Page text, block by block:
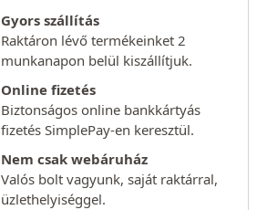
Gyors szállítás
Raktáron lévő termékeinket 2
munkanapon belül kiszállítjuk.
Online fizetés
Biztonságos online bankkártyás
fizetés SimplePay-en keresztül.
Nem csak webáruház
Valós bolt vagyunk, saját raktárral,
üzlethelyiséggel.